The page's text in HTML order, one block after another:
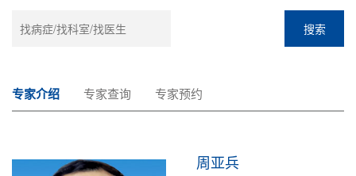
搜索
专家介绍 专家查询 专家预约
周亚兵